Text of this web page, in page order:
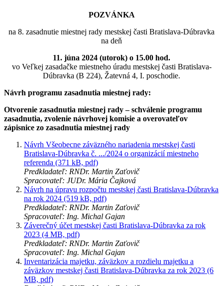
POZVÁNKA
na 8. zasadnutie miestnej rady mestskej časti Bratislava-Dúbravka
na deň
11. júna 2024 (utorok) o 15.00 hod.
vo Veľkej zasadačke miestneho úradu mestskej časti Bratislava-
Dúbravka (B 224), Žatevná 4, I. poschodie.
Návrh programu zasadnutia miestnej rady:
Otvorenie zasadnutia miestnej rady – schválenie programu
zasadnutia, zvolenie návrhovej komisie a overovateľov
zápisnice zo zasadnutia miestnej rady
Návrh Všeobecne záväzného nariadenia mestskej časti
Bratislava-Dúbravka č. .../2024 o organizácií miestneho
referenda (371 kB, pdf)
Predkladateľ: RNDr. Martin Zaťovič
Spracovateľ: JUDr. Mária Čajková
Návrh na úpravu rozpočtu mestskej časti Bratislava-Dúbravka
na rok 2024 (519 kB, pdf)
Predkladateľ: RNDr. Martin Zaťovič
Spracovateľ: Ing. Michal Gajan
Záverečný účet mestskej časti Bratislava-Dúbravka za rok
2023 (4 MB, pdf)
Predkladateľ: RNDr. Martin Zaťovič
Spracovateľ: Ing. Michal Gajan
Inventarizácia majetku, záväzkov a rozdielu majetku a
záväzkov mestskej časti Bratislava-Dúbravka za rok 2023 (6
MB, pdf)